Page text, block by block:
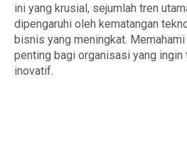
ini yang krusial, sejumlah tren
dipengaruhi oleh kematangan
bisnis yang meningkat.
penting bagi organisasi yang
inovatif.